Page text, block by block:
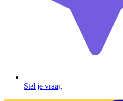
Stel je vraag